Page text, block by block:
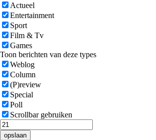
Actueel
Entertainment
Sport
Film & Tv
Games
Toon berichten van deze types
Weblog
Column
(P)review
Special
Poll
Scrollbar gebruiken
opslaan